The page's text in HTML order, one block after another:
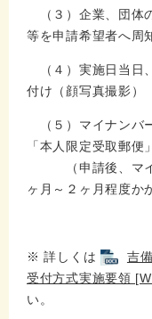
（３）企業、団体
等を申請希望者へ周
（４）実施日当日
付け（顔写真撮影）
（５）マイナンバ
「本人限定受取郵便
（申請後、マイ
ヶ月～２ヶ月程度か
※ 詳しくは
吉
受付方式実施要領
い。